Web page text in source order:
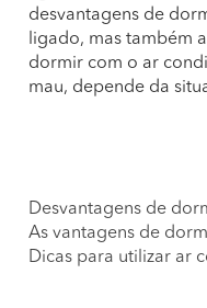
desvantagens de
ligado, mas também
dormir com o ar
mau, depende da
Desvantagens de
As vantagens de
Dicas para utilizar ar